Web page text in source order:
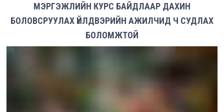
МЭРГЭЖЛИЙН КУРС БАЙДЛААР ДАХИН
БОЛОВСРУУЛАХ ҮЙЛДВЭРИЙН АЖИЛЧИД Ч СУДЛАХ
БОЛОМЖТОЙ